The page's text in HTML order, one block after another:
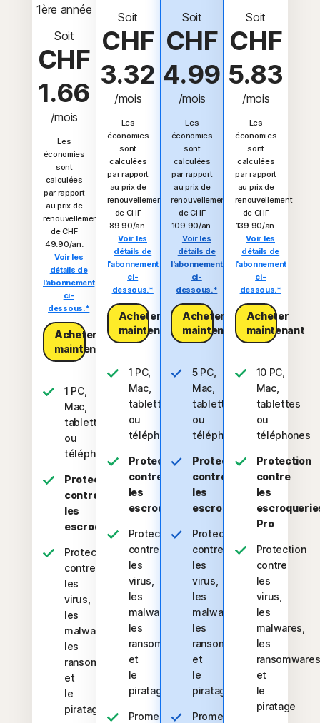
1ère année
Soit
CHF
1.66
/mois
Les
économies
sont
calculées
par rapport
au prix de
renouvellement
de CHF
49.90/an.
Voir les
détails de
l'abonnement
ci-
dessous.*
Acheter
maintenant​
1 PC,
Mac,
tablette
ou
téléphone
Protection
contre
les
escroqueries
Protection
contre
les
virus,
les
malwares,
les
ransomwares
et
le
piratage
Soit
CHF
3.32
/mois
Les
économies
sont
calculées
par rapport
au prix de
renouvellement
de CHF
89.90/an.
Voir les
détails de
l'abonnement
ci-
dessous.*
Acheter
maintenant​
1 PC,
Mac,
tablette
ou
téléphone
Protection
contre
les
escroqueries
Protection
contre
les
virus,
les
malwares,
les
ransomwares
et
le
piratage
Promesse
Soit
CHF
4.99
/mois
Les
économies
sont
calculées
par rapport
au prix de
renouvellement
de CHF
109.90/an.
Voir les
détails de
l'abonnement
ci-
dessous.*
Acheter
maintenant​
5 PC,
Mac,
tablettes
ou
téléphones
Protection
contre
les
escroqueries
Protection
contre
les
virus,
les
malwares,
les
ransomwares
et
le
piratage
Promesse
Soit
CHF
5.83
/mois
Les
économies
sont
calculées
par rapport
au prix de
renouvellement
de CHF
139.90/an.
Voir les
détails de
l'abonnement
ci-
dessous.*
Acheter
maintenant​
10 PC,
Mac,
tablettes
ou
téléphones
Protection
contre
les
Pro
Protection
contre
les
virus,
les
malwares,
les
ransomwares
et
le
piratage